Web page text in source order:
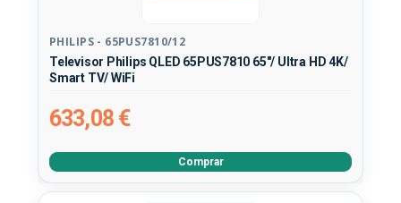
PHILIPS - 65PUS7810/12
Televisor Philips QLED 65PUS7810 65"/ Ultra HD 4K/
Smart TV/ WiFi
633,08 €
Comprar